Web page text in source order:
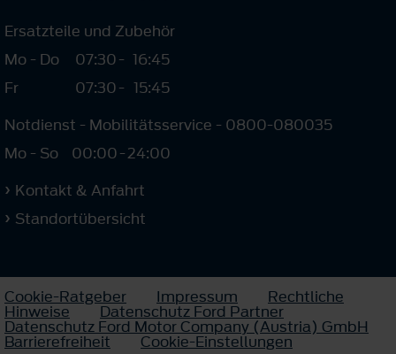
Ersatzteile und Zubehör
Mo - Do
07:30- 16:45
Fr
07:30- 15:45
Notdienst - Mobilitätsservice - 0800-080035
Mo - So
00:00-24:00
Kontakt & Anfahrt
Standortübersicht
Cookie-Ratgeber Impressum Rechtliche
Hinweise Datenschutz Ford Partner
Datenschutz Ford Motor Company (Austria) GmbH
Barrierefreiheit
Cookie-Einstellungen